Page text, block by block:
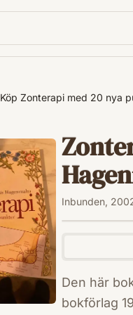
Köp Zonterapi med 20 nya
Inbunden,
Den här
bokförlag